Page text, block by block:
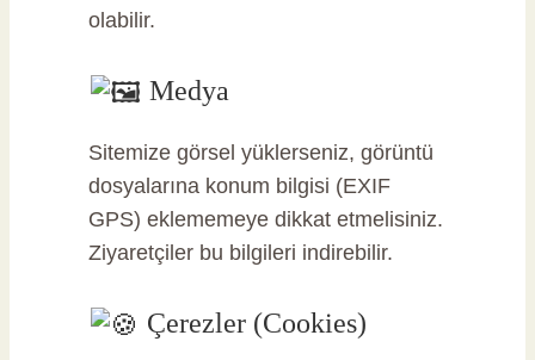
olabilir.
Medya
Sitemize görsel yüklerseniz, görüntü
dosyalarına konum bilgisi (EXIF
GPS) eklememeye dikkat etmelisiniz.
Ziyaretçiler bu bilgileri indirebilir.
Çerezler (Cookies)